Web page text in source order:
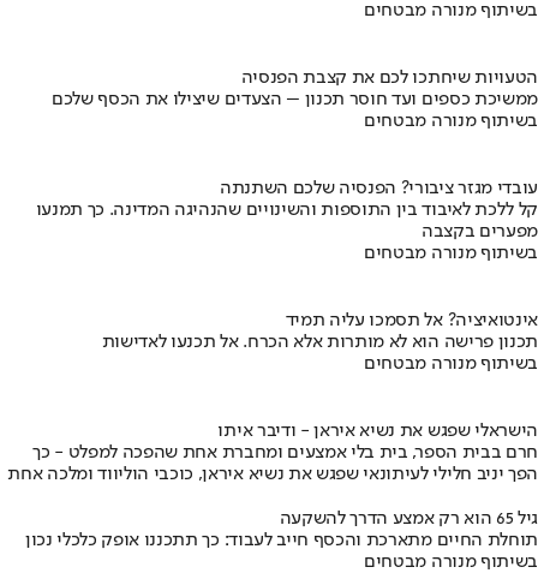
בשיתוף מנורה מבטחים
הטעויות שיחתכו לכם את קצבת הפנסיה
ממשיכת כספים ועד חוסר תכנון – הצעדים שיצילו את הכסף שלכם
בשיתוף מנורה מבטחים
עובדי מגזר ציבורי? הפנסיה שלכם השתנתה
קל ללכת לאיבוד בין התוספות והשינויים שהנהיגה המדינה. כך תמנעו
מפערים בקצבה
בשיתוף מנורה מבטחים
אינטואיציה? אל תסמכו עליה תמיד
תכנון פרישה הוא לא מותרות אלא הכרח. אל תכנעו לאדישות
בשיתוף מנורה מבטחים
הישראלי שפגש את נשיא איראן - ודיבר איתו
חרם בבית הספר, בית בלי אמצעים ומחברת אחת שהפכה למפלט - כך
הפך יניב חלילי לעיתונאי שפגש את נשיא איראן, כוכבי הוליווד ומלכה אחת
גיל 65 הוא רק אמצע הדרך להשקעה
תוחלת החיים מתארכת והכסף חייב לעבוד: כך תתכננו אופק כלכלי נכון
בשיתוף מנורה מבטחים